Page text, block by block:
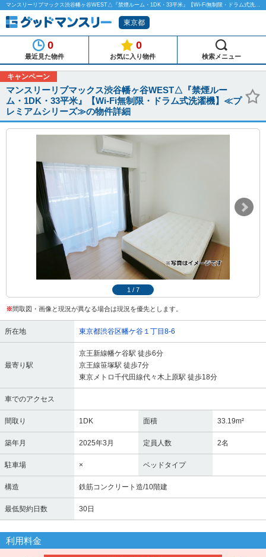
マンスリーリブマックス渋谷幡ヶ谷WEST△『禁煙ルーム・1DK・33平米』【Wi-Fi無制限・ドラム式洗濯機】≪プレミアムシリーズ≫のマンスリーマンション物件詳細「グッドマンスリー」
東京都
0
最近見た物件
0
お気に入り物件 検索メニュー
キャンペーン
マンスリーリブマックス渋谷幡ヶ谷WEST△『禁煙ルー
ム・1DK・33平米』【Wi-Fi無制限・ドラム式洗濯機】≪プ
レミアムシリーズ≫の物件詳細
1 / 7
※間取図・画像と現況が異なる場合は現況を優先とします。
所在地 東京都渋谷区幡ケ谷１丁目8-6
最寄り駅
京王新線幡ケ谷駅 徒歩6分
京王線笹塚駅 徒歩7分
東京メトロ千代田線代々木上原駅 徒歩18分
車でのアクセス
間取り 1DK 面積 33.19m²
築年月 2025年3月 定員人数 2名
駐車場 × ベッドタイプ
構造 鉄筋コンクリート造/10階建
最低契約日数 30日
利用料金